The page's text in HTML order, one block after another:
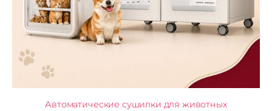
Автоматические сушилки для животных